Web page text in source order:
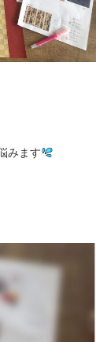
みます